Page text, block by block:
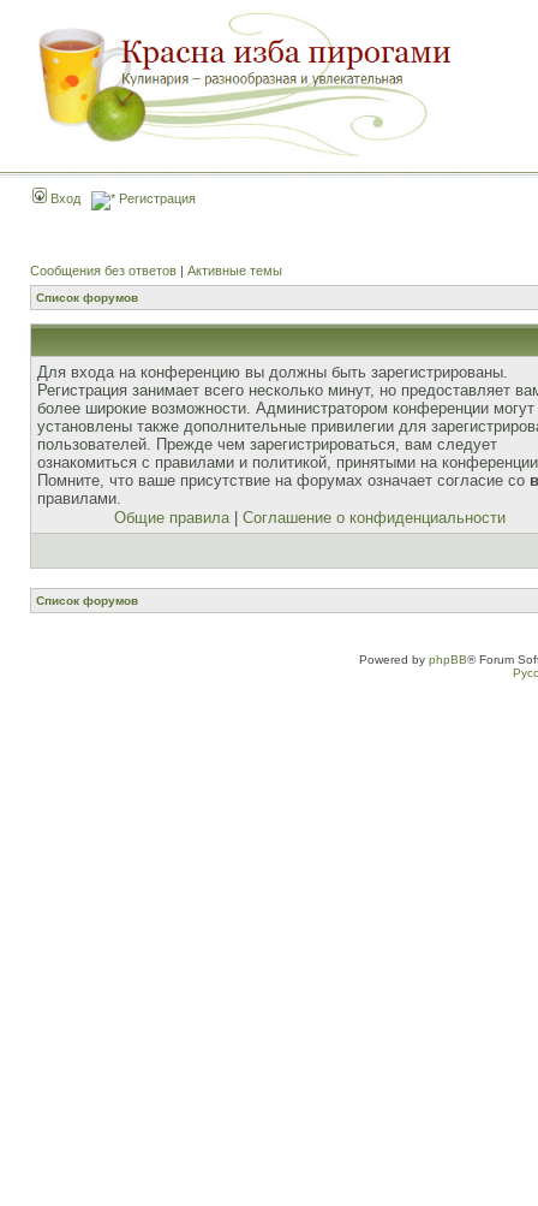
Вход Регистрация
Сообщения без ответов | Активные темы
Список форумов
Для входа на конференцию вы должны быть зарегистрированы.
Регистрация занимает всего несколько минут, но предоставляет
более широкие возможности. Администратором конференции
установлены также дополнительные привилегии для
пользователей. Прежде чем зарегистрироваться, вам следует
ознакомиться с правилами и политикой, принятыми на
Помните, что ваше присутствие на форумах означает согласие со
правилами.
Общие правила| Соглашение о конфиденциальности
Список форумов
Powered by phpBB® Forum